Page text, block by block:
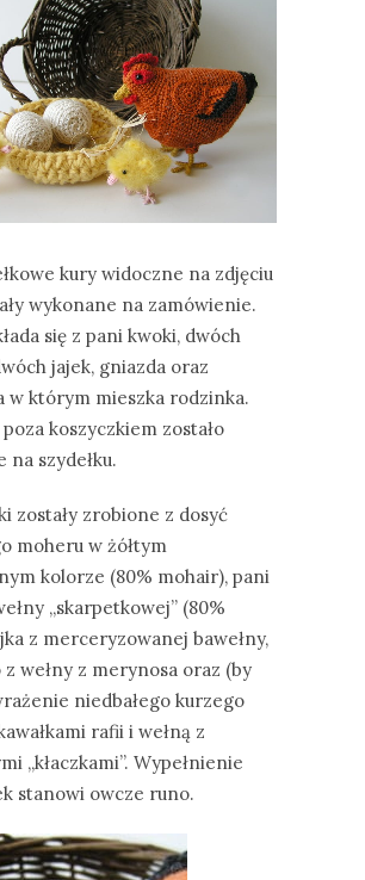
kury widoczne na zdjęciu
wykonane na zamówienie.
się z pani kwoki, dwóch
jajek, gniazda oraz
w którym mieszka rodzinka.
koszyczkiem zostało
na szydełku.
zostały zrobione z dosyć
moheru w żółtym
kolorze (80% mohair), pani
„skarpetkowej” (80%
z merceryzowanej bawełny,
z wełny z merynosa oraz (by
niedbałego kurzego
rafii i wełną z
„kłaczkami”. Wypełnienie
stanowi owcze runo.